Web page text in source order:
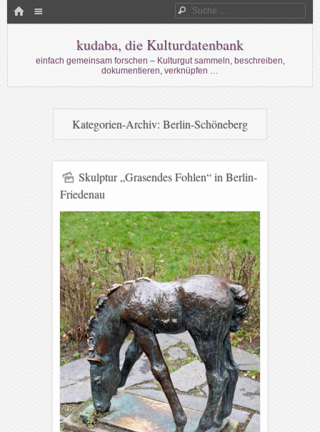
HOME Suche
kudaba, die Kulturdatenbank
einfach gemeinsam forschen – Kulturgut sammeln, beschreiben,
dokumentieren, verknüpfen …
Kategorien-Archiv: Berlin-Schöneberg
Skulptur „Grasendes Fohlen“ in Berlin-
Friedenau